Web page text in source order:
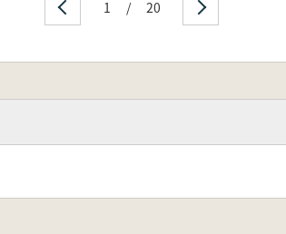
1 / 20